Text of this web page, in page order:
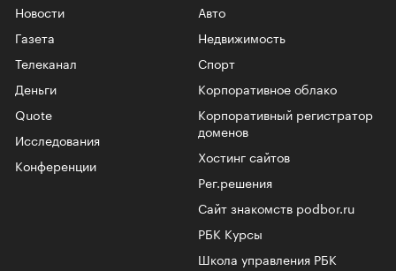
Новости
Газета
Телеканал
Авто
Недвижимость
Спорт
Корпоративное облако
Корпоративный регистратор
доменов
Хостинг сайтов
Рег.решения
Сайт знакомств podbor.ru
РБК Курсы
Школа управления РБК
Деньги
Quote
Исследования
Конференции